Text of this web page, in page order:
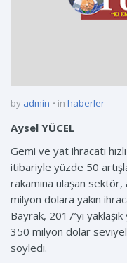
by admin in haberler
Aysel YÜCEL
Gemi ve yat ihracatı
itibariyle yüzde 50
rakamına ulaşan sektör,
milyon dolara yakın
Bayrak, 2017’yi
350 milyon dolar
söyledi.